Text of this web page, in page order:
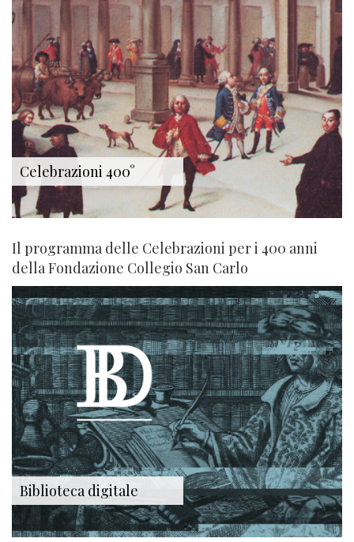
Celebrazioni 400°
Il programma delle Celebrazioni per i 400 anni
della Fondazione Collegio San Carlo
Biblioteca digitale